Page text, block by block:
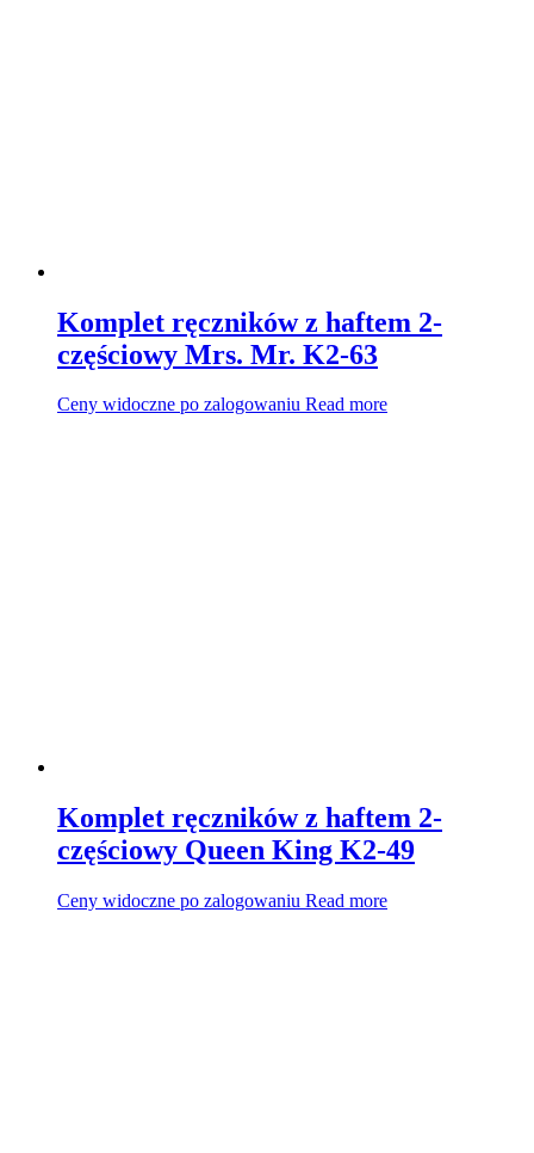
Komplet ręczników z haftem 2-
częściowy Mrs. Mr. K2-63
Ceny widoczne po zalogowaniu Read more
Komplet ręczników z haftem 2-
częściowy Queen King K2-49
Ceny widoczne po zalogowaniu Read more